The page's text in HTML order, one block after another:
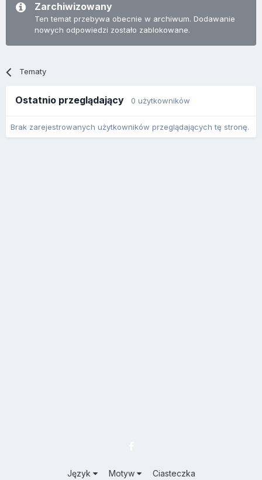
Zarchiwizowany
Ten temat przebywa obecnie w archiwum. Dodawanie
nowych odpowiedzi zostało zablokowane.
Tematy
Ostatnio przeglądający 0 użytkowników
Brak zarejestrowanych użytkowników przeglądających tę stronę.
Język Motyw Ciasteczka